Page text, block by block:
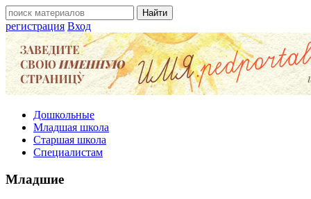
регистрация Вход
Дошкольные
Младшая школа
Старшая школа
Специалистам
Младшие